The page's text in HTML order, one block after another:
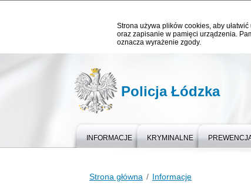
Strona używa plików cookies, aby
oraz zapisanie w pamięci urządzenia.
oznacza wyrażenie zgody.
Policja Łódzka
INFORMACJE KRYMINALNE
Strona główna Informacje